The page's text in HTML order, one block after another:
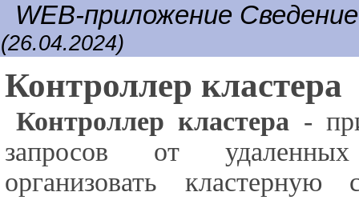
WEB-приложение
(26.04.2024)
Контроллер кластера
Контроллер кластера -
запросов от удаленных
организовать